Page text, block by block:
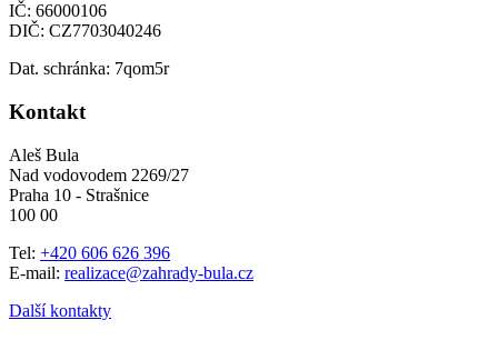
IČ: 66000106
DIČ: CZ7703040246
Dat. schránka: 7qom5r
Kontakt
Aleš Bula
Nad vodovodem 2269/27
Praha 10 - Strašnice
100 00
Tel: +420 606 626 396
E-mail: realizace@zahrady-bula.cz
Další kontakty